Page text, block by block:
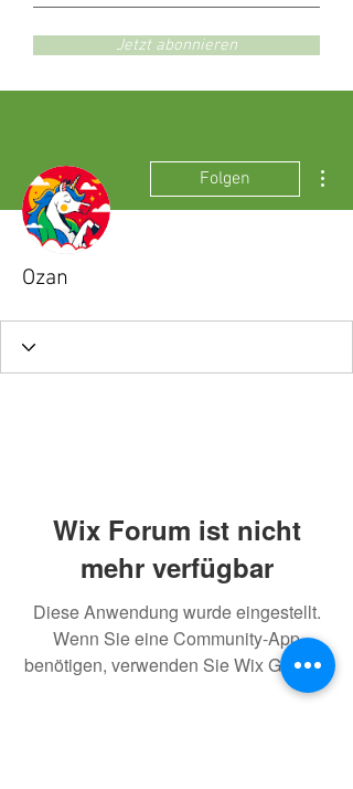
Jetzt abonnieren
Folgen
Ozan
Wix Forum ist nicht
mehr verfügbar
Diese Anwendung wurde eingestellt.
Wenn Sie eine Community-App
benötigen, verwenden Sie Wix Groups.